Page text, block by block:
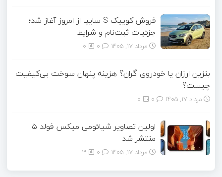
فروش کوییک S سایپا از امروز آغاز شد؛
جزئیات ثبت‌نام و شرایط
مرداد ۱۷, ۱۴۰۵ 0
بنزین ارزان یا خودروی گران؟ هزینه پنهان سوخت بی‌کیفیت
چیست؟
مرداد ۱۷, ۱۴۰۵ 0
اولین تصاویر شیائومی میکس فولد ۵
منتشر شد
مرداد ۱۷, ۱۴۰۵ 3